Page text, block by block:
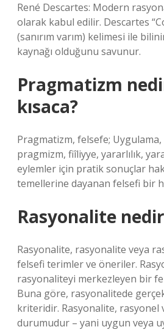
René Descartes: Modern
olarak kabul edilir. Descartes
(sanırım varım) kelimesi ile
kaynağı olduğunu savunur.
Pragmatizm
kısaca?
Pragmatizm, felsefe;
pragmizm, fiîliyye, yararlılık,
eylemler için pratik sonuçlar
temellerine dayanan felsefi bir
Rasyonalite
Rasyonalite, rasyonalite veya
felsefi terimler ve öneriler.
rasyonaliteyi merkezleyen bir
Buna göre, rasyonalitede
kriteridir. Rasyonalite, rasyonel
durumudur – yani uygun veya